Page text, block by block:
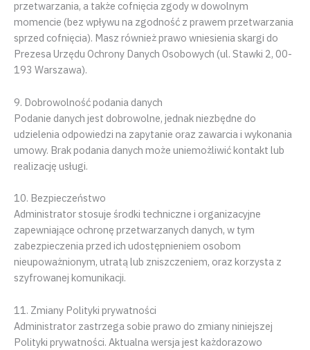
przetwarzania, a także cofnięcia zgody w dowolnym
momencie (bez wpływu na zgodność z prawem przetwarzania
sprzed cofnięcia). Masz również prawo wniesienia skargi do
Prezesa Urzędu Ochrony Danych Osobowych (ul. Stawki 2, 00-
193 Warszawa).
9. Dobrowolność podania danych
Podanie danych jest dobrowolne, jednak niezbędne do
udzielenia odpowiedzi na zapytanie oraz zawarcia i wykonania
umowy. Brak podania danych może uniemożliwić kontakt lub
realizację usługi.
10. Bezpieczeństwo
Administrator stosuje środki techniczne i organizacyjne
zapewniające ochronę przetwarzanych danych, w tym
zabezpieczenia przed ich udostępnieniem osobom
nieupoważnionym, utratą lub zniszczeniem, oraz korzysta z
szyfrowanej komunikacji.
11. Zmiany Polityki prywatności
Administrator zastrzega sobie prawo do zmiany niniejszej
Polityki prywatności. Aktualna wersja jest każdorazowo